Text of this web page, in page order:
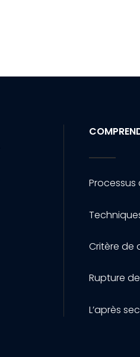
Critère de
Rupture
L’après